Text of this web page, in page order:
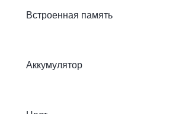
Встроенная память
Аккумулятор